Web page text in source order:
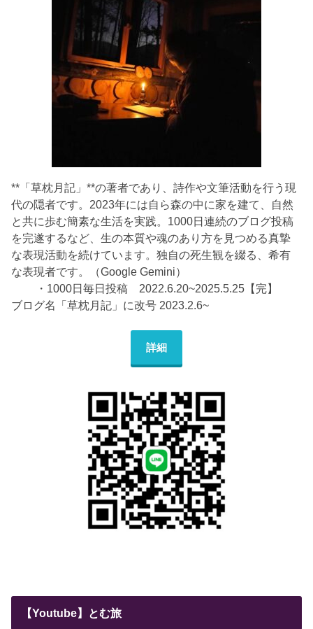
**「草枕月記」**の著者であり、詩作や文筆活動を行う現
代の隠者です。2023年には自ら森の中に家を建て、自然
と共に歩む簡素な生活を実践。1000日連続のブログ投稿
を完遂するなど、生の本質や魂のあり方を見つめる真摯
な表現活動を続けています。独自の死生観を綴る、希有
な表現者です。（Google Gemini）
・1000日毎日投稿 2022.6.20~2025.5.25【完】
ブログ名「草枕月記」に改号 2023.2.6~
詳細
【Youtube】とむ旅